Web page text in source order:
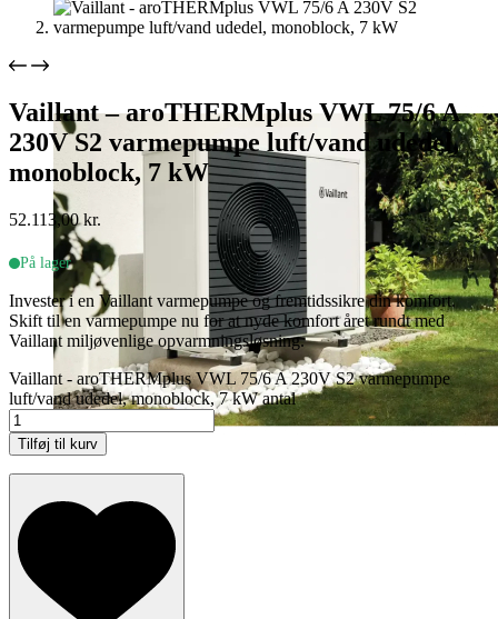
Vaillant – aroTHERMplus VWL 75/6 A
230V S2 varmepumpe luft/vand udedel,
monoblock, 7 kW
52.113,00kr.
På lager
Invester i en Vaillant varmepumpe og fremtidssikre din komfort.
Skift til en varmepumpe nu for at nyde komfort året rundt med
Vaillant miljøvenlige opvarmningsløsning.
Vaillant - aroTHERMplus VWL 75/6 A 230V S2 varmepumpe
luft/vand udedel, monoblock, 7 kW antal
Tilføj til kurv